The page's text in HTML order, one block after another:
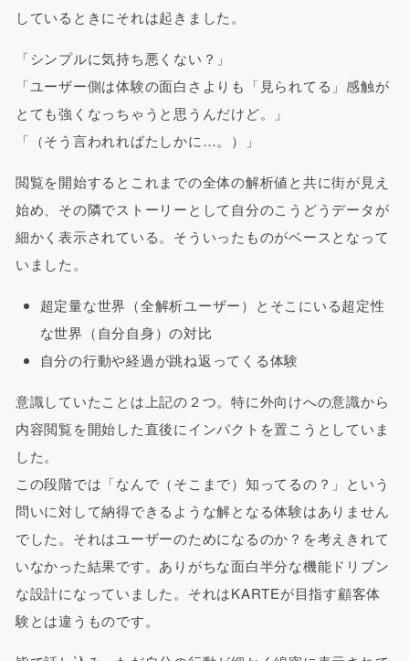
しているときにそれは起きました。
「シンプルに気持ち悪くない？」
「ユーザー側は体験の面白さよりも「見られてる」感触が
とても強くなっちゃうと思うんだけど。」
「（そう言われればたしかに…。）」
閲覧を開始するとこれまでの全体の解析値と共に街が見え
始め、その隣でストーリーとして自分のこうどうデータが
細かく表示されている。そういったものがベースとなって
いました。
超定量な世界（全解析ユーザー）とそこにいる超定性
な世界（自分自身）の対比
自分の行動や経過が跳ね返ってくる体験
意識していたことは上記の２つ。特に外向けへの意識から
内容閲覧を開始した直後にインパクトを置こうとしていま
した。
この段階では「なんで（そこまで）知ってるの？」という
問いに対して納得できるような解となる体験はありません
でした。それはユーザーのためになるのか？を考えきれて
いなかった結果です。ありがちな面白半分な機能ドリブン
な設計になっていました。それはKARTEが目指す顧客体
験とは違うものです。